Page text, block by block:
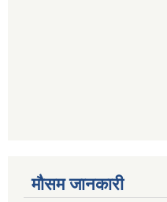
मौसम जानकारी